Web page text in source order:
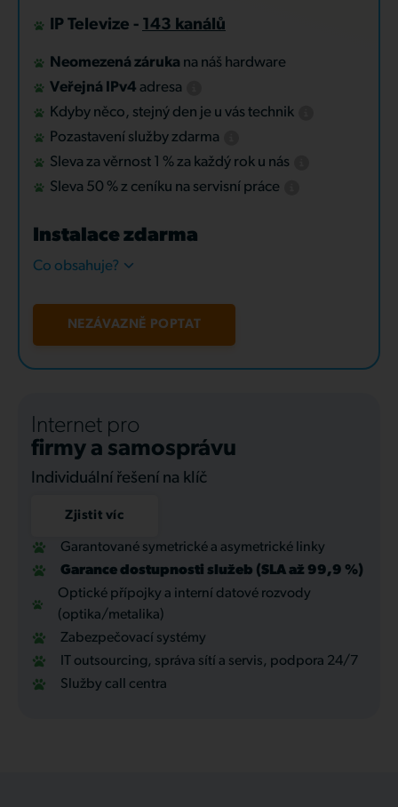
IP Televize - 143 kanálů
Neomezená záruka na náš hardware
Veřejná IPv4 adresa
Kdyby něco, stejný den je u vás technik
Pozastavení služby zdarma
Sleva za věrnost 1 % za každý rok u nás
Sleva 50 % z ceníku na servisní práce
Instalace zdarma
Co obsahuje?
NEZÁVAZNĚ POPTAT
Internet pro
firmy a samosprávu
Individuální řešení na klíč
Zjistit víc
Garantované symetrické a asymetrické linky
Garance dostupnosti služeb (SLA až 99,9 %)
Optické přípojky a interní datové rozvody
(optika/metalika)
Zabezpečovací systémy
IT outsourcing, správa sítí a servis, podpora 24/7
Služby call centra